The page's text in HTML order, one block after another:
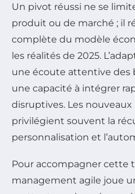
Un pivot réussi ne se
produit ou de marché ; il
complète du modèle
les réalités de 2025.
une écoute attentive des
une capacité à intégrer
disruptives. Les
privilégient souvent la
personnalisation et
Pour accompagner cette
management agile joue